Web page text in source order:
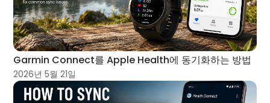
Garmin Connect를 Apple Health에 동기화하는 방법
2026년 5월 21일